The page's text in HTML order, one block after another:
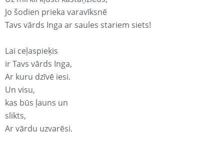
Jo šodien prieka varavīksnē
Tavs vārds Inga ar saules stariem siets!
Lai ceļaspieķis
ir Tavs vārds Inga,
Ar kuru dzīvē iesi.
Un visu,
kas būs ļauns un
slikts,
Ar vārdu uzvarēsi.